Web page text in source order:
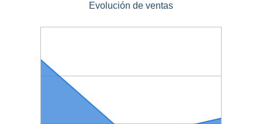
Evolución de ventas